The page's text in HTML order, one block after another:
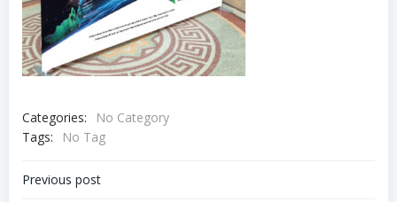
Categories:
No Category
Tags:
No Tag
Navigare
Previous post